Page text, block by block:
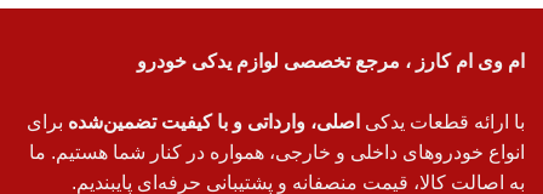
ام وی ام کارز ، مرجع تخصصی لوازم یدکی خودرو
با ارائه قطعات یدکی اصلی، وارداتی و با کیفیت تضمین‌شده برای
انواع خودروهای داخلی و خارجی، همواره در کنار شما هستیم. ما
به اصالت کالا، قیمت منصفانه و پشتیبانی حرفه‌ای پایبندیم.